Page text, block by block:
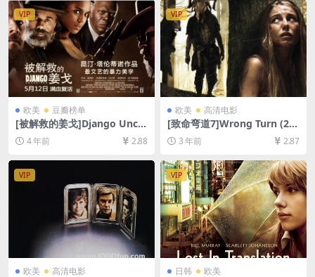
9GB][中文字幕]【手机无法在
线播放，请下载防和谐压缩包
（含解压密码）】
VIP
欧美 豆瓣榜单
[被解救的姜戈]Django Unch
ained (2012)[百度网盘+迅雷
云盘资源1080P超清未删减]
[MP4/10GB][中英字幕]
4 年前 2.88
VIP
欧美 高清电影
[致命弯道7]Wrong Turn (20
21)[百度网盘+迅雷云盘资源1
080P超清未删减][MP4/7GB]
[中英字幕]
3 年前 2.87
VIP
欧美 高清电影
VIP
日韩 欧美